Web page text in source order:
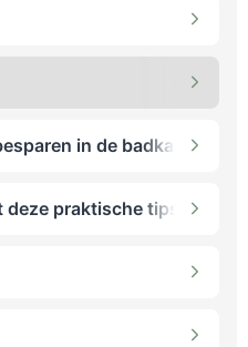
in de badkamer
praktische tips